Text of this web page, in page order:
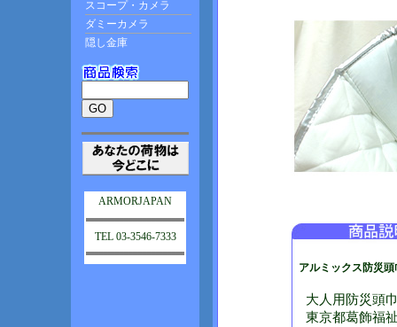
ARMORJAPAN
TEL 03-3546-7333
アルミックス防災頭
大人用防災頭
東京都葛飾福